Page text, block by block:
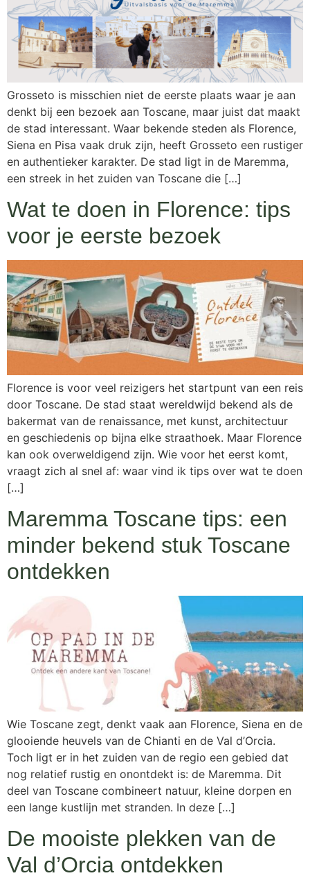
Grosseto is misschien niet de eerste plaats waar je aan
denkt bij een bezoek aan Toscane, maar juist dat maakt
de stad interessant. Waar bekende steden als Florence,
Siena en Pisa vaak druk zijn, heeft Grosseto een rustiger
en authentieker karakter. De stad ligt in de Maremma,
een streek in het zuiden van Toscane die […]
Wat te doen in Florence: tips
voor je eerste bezoek
Florence is voor veel reizigers het startpunt van een reis
door Toscane. De stad staat wereldwijd bekend als de
bakermat van de renaissance, met kunst, architectuur
en geschiedenis op bijna elke straathoek. Maar Florence
kan ook overweldigend zijn. Wie voor het eerst komt,
vraagt zich al snel af: waar vind ik tips over wat te doen
[…]
Maremma Toscane tips: een
minder bekend stuk Toscane
ontdekken
Wie Toscane zegt, denkt vaak aan Florence, Siena en de
glooiende heuvels van de Chianti en de Val d’Orcia.
Toch ligt er in het zuiden van de regio een gebied dat
nog relatief rustig en onontdekt is: de Maremma. Dit
deel van Toscane combineert natuur, kleine dorpen en
een lange kustlijn met stranden. In deze […]
De mooiste plekken van de
Val d’Orcia ontdekken